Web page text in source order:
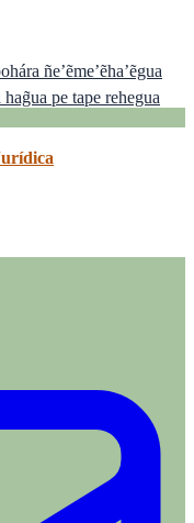
ñe’ẽme’ẽha’ẽgua
pe tape rehegua